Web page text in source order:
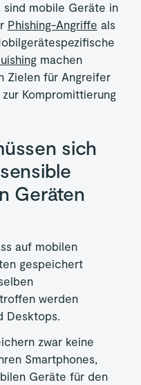
sind mobile Geräte in
Phishing-Angriffe als
machen
Zielen für Angreifer
Kompromittierung
sich
Geräten
auf mobilen
gespeichert
werden
Desktops.
zwar keine
Smartphones,
Geräte für den